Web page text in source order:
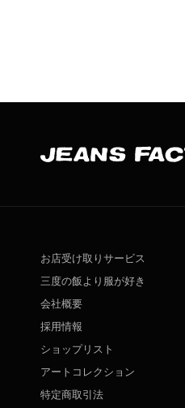
お店受け取りサービス
三度の飯より服が好き
会社概要
採用情報
ショップリスト
アートコレクション
特定商取引法